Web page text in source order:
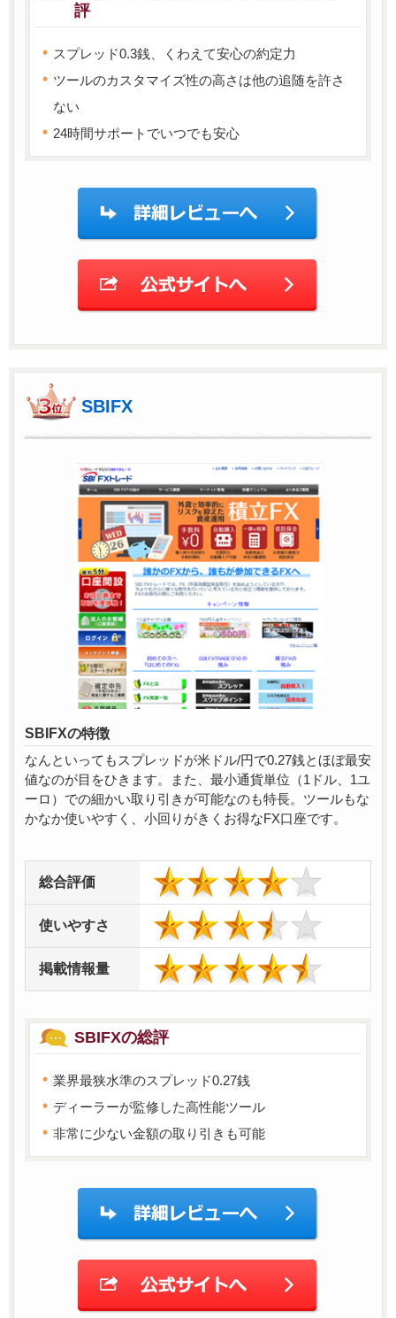
評
スプレッド0.3銭、くわえて安心の約定力
ツールのカスタマイズ性の高さは他の追随を許さ
ない
24時間サポートでいつでも安心
SBIFX
SBIFXの特徴
なんといってもスプレッドが米ドル/円で0.27銭とほぼ最安
値なのが目をひきます。また、最小通貨単位（1ドル、1ユ
ーロ）での細かい取り引きが可能なのも特長。ツールもな
かなか使いやすく、小回りがきくお得なFX口座です。
総合評価
使いやすさ
掲載情報量
SBIFXの総評
業界最狭水準のスプレッド0.27銭
ディーラーが監修した高性能ツール
非常に少ない金額の取り引きも可能